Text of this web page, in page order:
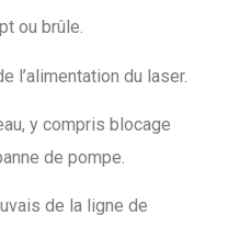
ou brûle.
l’alimentation du laser.
y compris blocage
de pompe.
de la ligne de